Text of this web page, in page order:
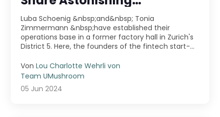
Experience
Luba Schoenig &nbsp;and&nbsp; Tonia
Zimmermann &nbsp;have established their
operations base in a former factory hall in Zurich's
District 5. Here, the founders of the fintech start-
VonLou Charlotte Wehrli von
Team UMushroom
05 Jun 2024